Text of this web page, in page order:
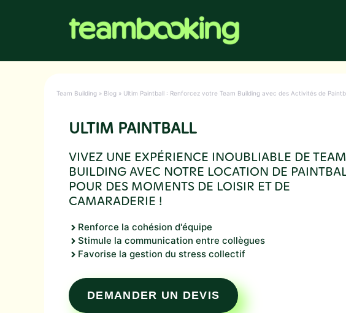
Team Building » Blog » Ultim Paintball : Renforcez votre Team Building avec des Activités de
ULTIM PAINTBALL
VIVEZ UNE EXPÉRIENCE INOUBLIABLE DE TEAM
BUILDING AVEC NOTRE LOCATION DE
POUR DES MOMENTS DE LOISIR ET DE
CAMARADERIE !
Renforce la cohésion d'équipe
Stimule la communication entre collègues
Favorise la gestion du stress collectif
DEMANDER UN DEVIS